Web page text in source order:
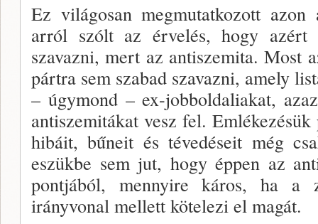
Ez világosan megmutatkozott
arról szólt az ér­velés, hogy azért
szavazni, mert az antiszemita. Most
pártra sem szabad szavazni, amely
– úgymond – ex-jobboldaliakat,
antiszemitákat vesz fel.
hibáit, bűneit és tévedéseit még
eszükbe sem jut, hogy ép­pen az
pontjából, mennyire káros, ha a
irányvonal mellett kötelezi el magát.